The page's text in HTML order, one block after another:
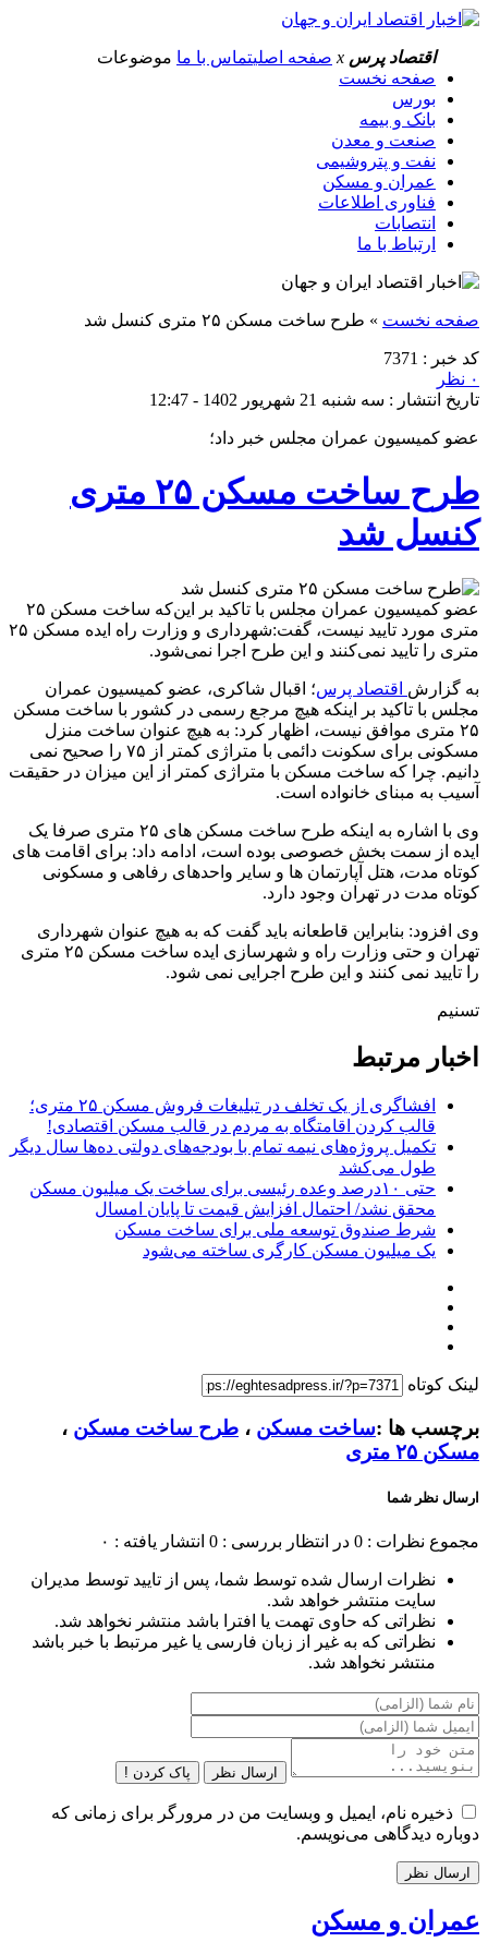
اقتصاد پرس x صفحه اصلیتماس با ما موضوعات
صفحه نخست
بورس
بانک و بیمه
صنعت و معدن
نفت و پتروشیمی
عمران و مسکن
فناوری اطلاعات
انتصابات
ارتباط با ما
صفحه نخست » طرح ساخت مسکن ۲۵ متری کنسل شد
کد خبر : 7371
۰ نظر
تاریخ انتشار : سه شنبه 21 شهریور 1402 - 12:47
عضو کمیسیون عمران مجلس خبر داد؛
طرح ساخت مسکن ۲۵ متری
کنسل شد
عضو کمیسیون عمران مجلس با تاکید بر این‌که ساخت مسکن ۲۵
متری مورد تایید نیست، گفت:شهرداری و وزارت راه ایده مسکن ۲۵
متری را تایید نمی‌کنند و این طرح اجرا نمی‌شود.
به گزارش اقتصاد پرس؛ اقبال شاکری، عضو کمیسیون عمران
مجلس با تاکید بر اینکه هیچ مرجع رسمی در کشور با ساخت مسکن
۲۵ متری موافق نیست، اظهار کرد: به هیچ عنوان ساخت منزل
مسکونی برای سکونت دائمی با متراژی کمتر از ۷۵ را صحیح نمی
دانیم. چرا که ساخت مسکن با متراژی کمتر از این میزان در حقیقت
آسیب به مبنای خانواده است.
وی با اشاره به اینکه طرح ساخت مسکن های ۲۵ متری صرفا یک
ایده از سمت بخش خصوصی بوده است، ادامه داد: برای اقامت های
کوتاه مدت، هتل آپارتمان ها و سایر واحدهای رفاهی و مسکونی
کوتاه مدت در تهران وجود دارد.
وی افزود: بنابراین قاطعانه باید گفت که به هیچ عنوان شهرداری
تهران و حتی وزارت راه و شهرسازی ایده ساخت مسکن ۲۵ متری
را تایید نمی کنند و این طرح اجرایی نمی شود.
تسنیم
اخبار مرتبط
افشاگری از یک تخلف در تبلیغات فروش مسکن ۲۵ متری؛
قالب کردن اقامتگاه به مردم در قالب مسکن اقتصادی!
تکمیل پروژه‌های نیمه تمام با بودجه‌های دولتی ده‌ها سال دیگر
طول می‌کشد
حتی ۱۰درصد وعده رئیسی برای ساخت یک میلیون مسکن
محقق نشد/ احتمال افزایش قیمت تا پایان امسال
شرط صندوق توسعه ملی برای ساخت مسکن
یک میلیون مسکن کارگری ساخته می‌شود
لینک کوتاه
برچسب ها :ساخت مسکن ، طرح ساخت مسکن ،
مسکن ۲۵ متری
ارسال نظر شما
مجموع نظرات : 0 در انتظار بررسی : 0 انتشار یافته : ۰
نظرات ارسال شده توسط شما، پس از تایید توسط مدیران
سایت منتشر خواهد شد.
نظراتی که حاوی تهمت یا افترا باشد منتشر نخواهد شد.
نظراتی که به غیر از زبان فارسی یا غیر مرتبط با خبر باشد
منتشر نخواهد شد.
ارسال نظر پاک کردن !
ذخیره نام، ایمیل و وبسایت من در مرورگر برای زمانی که
دوباره دیدگاهی می‌نویسم.
عمران و مسکن